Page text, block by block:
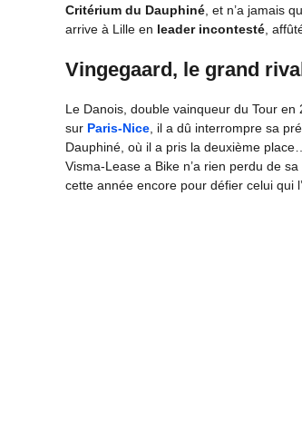
Critérium du Dauphiné, et n’a jamais
arrive à Lille en leader incontesté,
Vingegaard, le grand
Le Danois, double vainqueur du Tour
sur Paris-Nice, il a dû interrompre sa
Dauphiné, où il a pris la deuxième
Visma-Lease a Bike n’a rien perdu de sa
cette année encore pour défier celui qui